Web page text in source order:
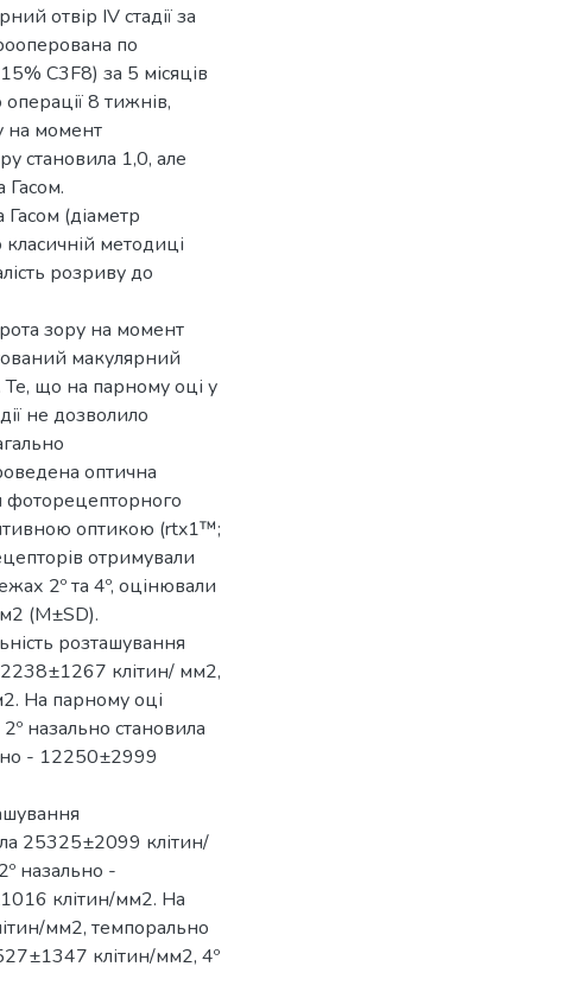
отвір IV стадії за
по
С3F8) за 5 місяців
8 тижнів,
на момент
становила 1,0, але
Гасом.
Гасом (діаметр
методиці
розриву до
зору на момент
макулярний
Те, що на парному оці у
не дозволило
оптична
фоторецепторного
оптикою (rtx1™;
отримували
2º та 4º, оцінювали
(М±SD).
розташування
клітин/ мм2,
На парному оці
назально становила
- 12250±2999
25325±2099 клітин/
назально -
клітин/мм2. На
мм2, темпорально
клітин/мм2, 4º